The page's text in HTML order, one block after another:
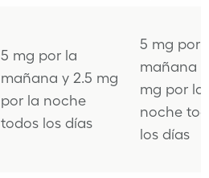
5 mg por la
mañana y 2.5 mg
por la noche
todos los días
5 mg por
mañana
mg por la
noche
los días